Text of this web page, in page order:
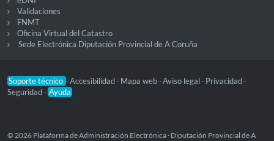
Validaciones
FNMT
Oficina Virtual del Catastro
Sede Electrónica Diputación Provincial de A Coruña
Soporte técnico -Accesibilidad - Mapa web -Aviso legal - Privacidad -
Seguridad - Ayuda
© 2026 Plataforma de Administración Electrónica · Diputación Provincial de A